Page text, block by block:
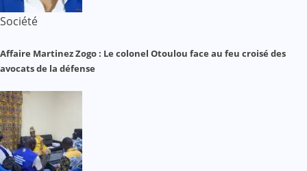
Société
Affaire Martinez Zogo : Le colonel Otoulou face au feu croisé des
avocats de la défense